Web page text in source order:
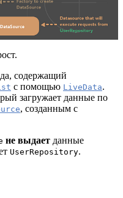
содержащий
с помощью LiveData.
загружает данные по
, созданным с
не выдает данные
UserRepository.